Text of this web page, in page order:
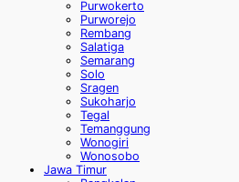
Purwokerto
Purworejo
Rembang
Salatiga
Semarang
Solo
Sragen
Sukoharjo
Tegal
Temanggung
Wonogiri
Wonosobo
Jawa Timur